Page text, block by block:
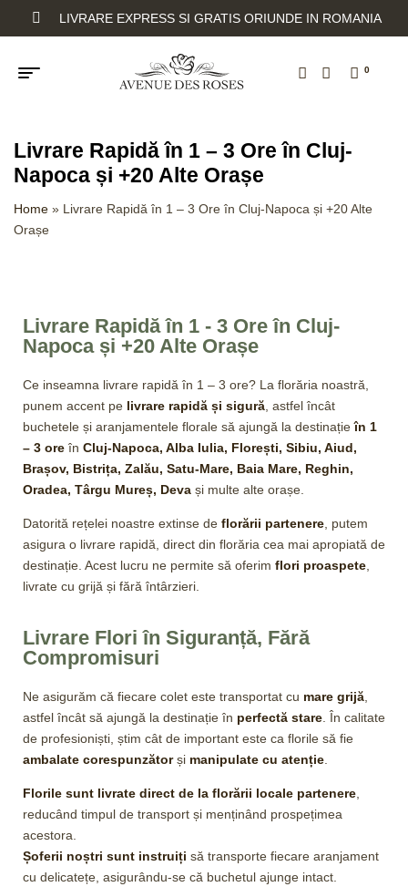
LIVRARE EXPRESS SI GRATIS ORIUNDE IN ROMANIA
0
Livrare Rapidă în 1 – 3 Ore în Cluj-
Napoca și +20 Alte Orașe
Home » Livrare Rapidă în 1 – 3 Ore în Cluj-Napoca și +20 Alte
Orașe
Livrare Rapidă în 1 - 3 Ore în Cluj-
Napoca și +20 Alte Orașe
Ce inseamna livrare rapidă în 1 – 3 ore? La florăria noastră,
punem accent pe livrare rapidă și sigură, astfel încât
buchetele și aranjamentele florale să ajungă la destinațieîn 1
– 3 ore în Cluj-Napoca, Alba Iulia, Florești, Sibiu, Aiud,
Brașov, Bistrița, Zalău, Satu-Mare, Baia Mare, Reghin,
Oradea, Târgu Mureș, Deva și multe alte orașe.
Datorită rețelei noastre extinse de florării partenere, putem
asigura o livrare rapidă, direct din florăria cea mai apropiată de
destinație. Acest lucru ne permite să oferim flori proaspete,
livrate cu grijă și fără întârzieri.
Livrare Flori în Siguranță, Fără
Compromisuri
Ne asigurăm că fiecare colet este transportat cu mare grijă,
astfel încât să ajungă la destinație în perfectă stare. În calitate
de profesioniști, știm cât de important este ca florile să fie
ambalate corespunzătorși manipulate cu atenție.
Florile sunt livrate direct de la florării locale partenere,
reducând timpul de transport și menținând prospețimea
acestora.
Șoferii noștri sunt instruiți să transporte fiecare aranjament
cu delicatețe, asigurându-se că buchetul ajunge intact.